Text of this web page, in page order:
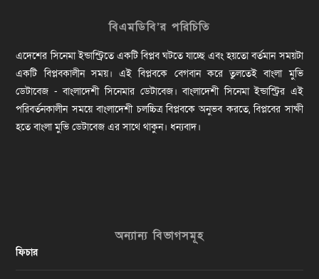
বিএমডিবি’র পরিচিতি
এদেশের সিনেমা ইন্ডাস্ট্রিতে একটি বিপ্লব ঘটতে যাচ্ছে এবং হয়তো বর্তমান সময়টা
একটি বিপ্লবকালীন সময়। এই বিপ্লবকে বেগবান করে তুলতেই বাংলা মুভি
ডেটাবেজ - বাংলাদেশী সিনেমার ডেটাবেজ। বাংলাদেশী সিনেমা ইন্ডাস্ট্রির এই
পরিবর্তনকালীন সময়ে বাংলাদেশী চলচ্চিত্র বিপ্লবকে অনুভব করতে, বিপ্লবের সাক্ষী
হতে বাংলা মুভি ডেটাবেজ এর সাথে থাকুন। ধন্যবাদ।
অন্যান্য বিভাগসমূহ
ফিচার